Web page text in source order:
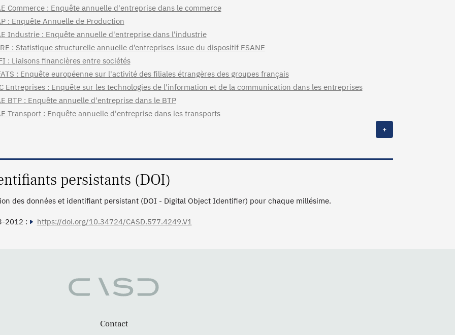
Commerce : Enquête annuelle d'entreprise dans le commerce
: Enquête Annuelle de Production
Industrie : Enquête annuelle d'entreprise dans l'industrie
: Statistique structurelle annuelle d’entreprises issue du dispositif ESANE
: Liaisons financières entre sociétés
: Enquête européenne sur l'activité des filiales étrangères des groupes français
Entreprises : Enquête sur les technologies de l'information et de la communication dans les entreprises
BTP : Enquête annuelle d'entreprise dans le BTP
Transport : Enquête annuelle d'entreprise dans les transports
+
persistants (DOI)
des données et identifiant persistant (DOI - Digital Object Identifier) pour chaque millésime.
2012 : https://doi.org/10.34724/CASD.577.4249.V1
Contact